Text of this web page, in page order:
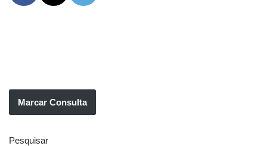
Marcar Consulta
Pesquisar